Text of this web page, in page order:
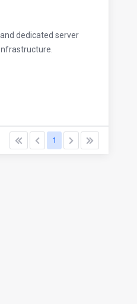
dedicated server
1